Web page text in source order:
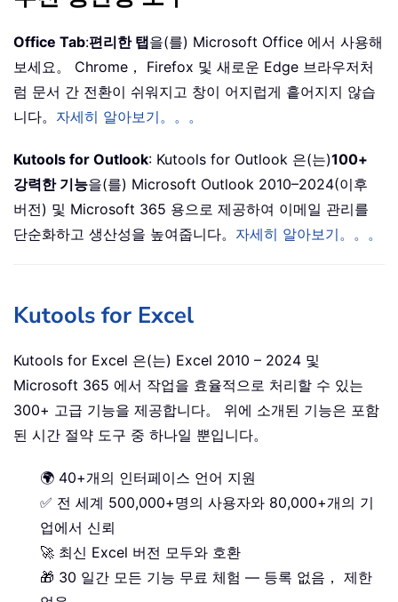
Office Tab:편리한 탭을(를) Microsoft Office 에서 사용해
보세요。 Chrome， Firefox 및 새로운 Edge 브라우저처
럼 문서 간 전환이 쉬워지고 창이 어지럽게 흩어지지 않습
니다。 자세히 알아보기。。。
Kutools for Outlook: Kutools for Outlook 은(는)100+
강력한 기능을(를) Microsoft Outlook 2010–2024(이후
버전) 및 Microsoft 365 용으로 제공하여 이메일 관리를
단순화하고 생산성을 높여줍니다。 자세히 알아보기。。。
Kutools for Excel
Kutools for Excel 은(는) Excel 2010 – 2024 및
Microsoft 365 에서 작업을 효율적으로 처리할 수 있는
300+ 고급 기능을 제공합니다。 위에 소개된 기능은 포함
된 시간 절약 도구 중 하나일 뿐입니다。
🌍 40+개의 인터페이스 언어 지원
✅ 전 세계 500,000+명의 사용자와 80,000+개의 기
업에서 신뢰
🚀 최신 Excel 버전 모두와 호환
🎁 30 일간 모든 기능 무료 체험 — 등록 없음， 제한